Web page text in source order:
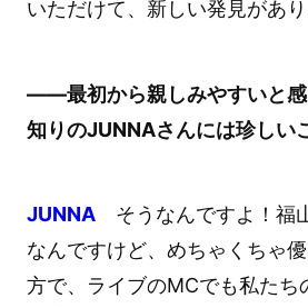
いただけて、新しい発見があり
――最初から親しみやすいと感
知りのJUNNAさんには珍しい
JUNNAそうなんですよ！福
なんですけど、めちゃくちゃ
方で、ライブのMCでも私たち